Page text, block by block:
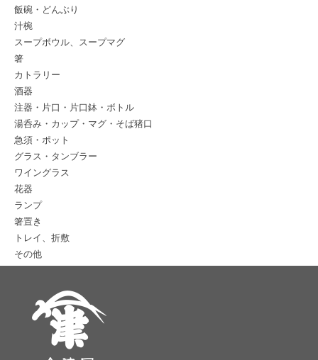
飯碗・どんぶり
汁椀
スープボウル、スープマグ
箸
カトラリー
酒器
注器・片口・片口鉢・ボトル
湯呑み・カップ・マグ・そば猪口
急須・ポット
グラス・タンブラー
ワイングラス
花器
ランプ
箸置き
トレイ、折敷
その他